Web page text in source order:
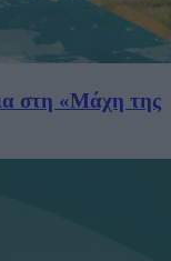
στη «Μάχη της